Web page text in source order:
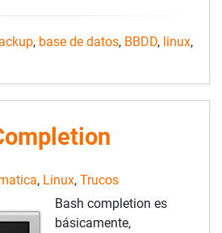
, base de datos, BBDD, linux,
, Linux, Trucos
Bash completion es
básicamente,